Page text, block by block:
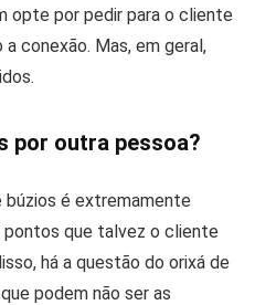
opte por pedir para o cliente
conexão. Mas, em geral,
por outra pessoa?
búzios é extremamente
pontos que talvez o cliente
há a questão do orixá de
podem não ser as